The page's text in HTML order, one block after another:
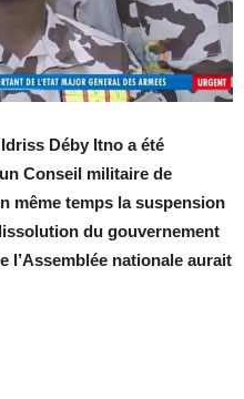
Déby Itno a été
Conseil militaire de
même temps la suspension
du gouvernement
l’Assemblée nationale aurait